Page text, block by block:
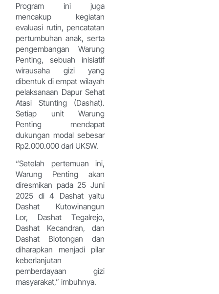
Program ini juga
mencakup kegiatan
evaluasi rutin, pencatatan
pertumbuhan anak, serta
pengembangan Warung
Penting, sebuah inisiatif
wirausaha gizi yang
dibentuk di empat wilayah
pelaksanaan Dapur Sehat
Atasi Stunting (Dashat).
Setiap unit Warung
Penting mendapat
dukungan modal sebesar
Rp2.000.000 dari UKSW.
“Setelah pertemuan ini,
Warung Penting akan
diresmikan pada 25 Juni
2025 di 4 Dashat yaitu
Dashat Kutowinangun
Lor, Dashat Tegalrejo,
Dashat Kecandran, dan
Dashat Blotongan dan
diharapkan menjadi pilar
keberlanjutan
pemberdayaan gizi
masyarakat,” imbuhnya.